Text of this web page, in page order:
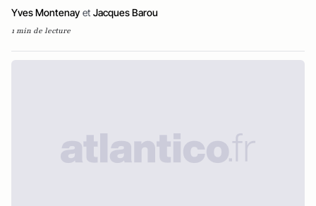
Yves Montenay et Jacques Barou
1 min de lecture